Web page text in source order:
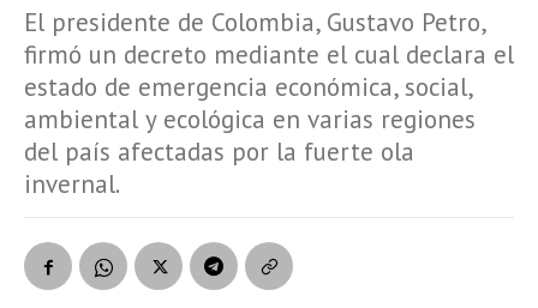
El presidente de Colombia, Gustavo Petro,
firmó un decreto mediante el cual declara el
estado de emergencia económica, social,
ambiental y ecológica en varias regiones
del país afectadas por la fuerte ola
invernal.